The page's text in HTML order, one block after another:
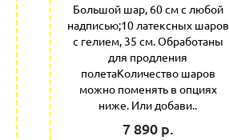
Большой шар, 60 см с любой
надписью;10 латексных шаров
с гелием, 35 см. Обработаны
для продления
полетаКоличество шаров
можно поменять в опциях
ниже. Или добави..
7 890 р.